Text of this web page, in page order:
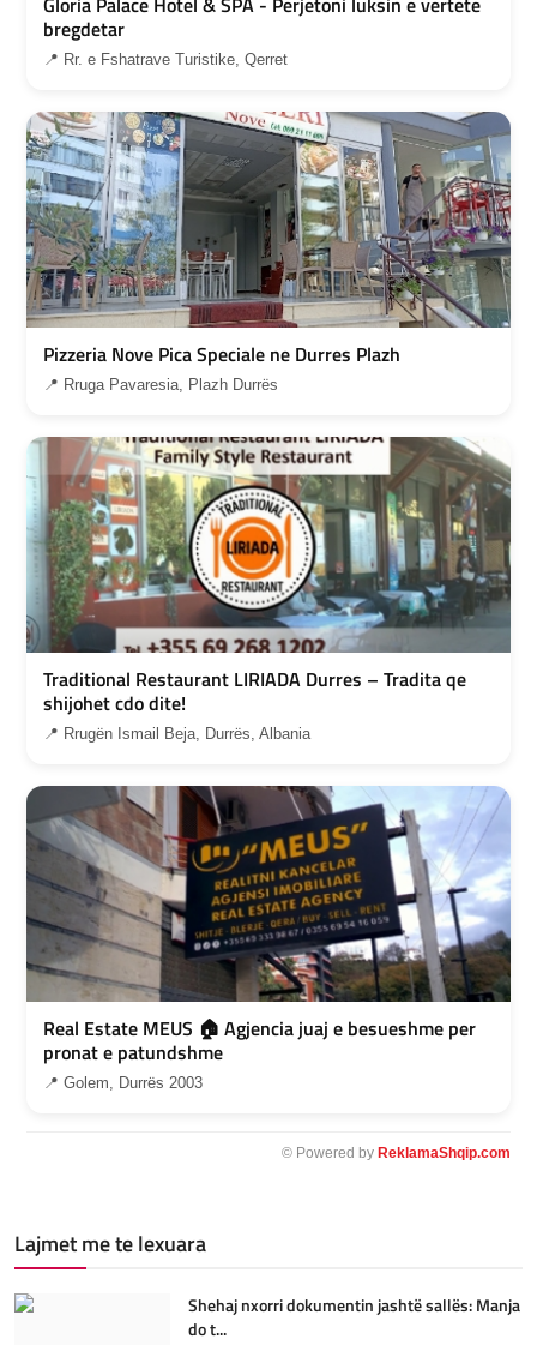
bregdetar
📍 Rr. e Fshatrave Turistike, Qerret
Pizzeria Nove Pica Speciale ne Durres Plazh
📍 Rruga Pavaresia, Plazh Durrës
Traditional Restaurant LIRIADA Durres – Tradita qe
shijohet cdo dite!
📍 Rrugën Ismail Beja, Durrës, Albania
Real Estate MEUS 🏠 Agjencia juaj e besueshme per
pronat e patundshme
📍 Golem, Durrës 2003
© Powered by ReklamaShqip.com
Lajmet me te lexuara
Shehaj nxorri dokumentin jashtë sallës: Manja
do t...